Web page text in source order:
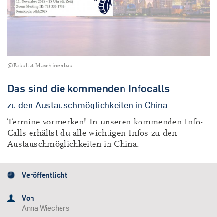
@Fakultät Maschinenbau
Das sind die kommenden Infocalls
zu den Austauschmöglichkeiten in China
Termine vormerken! In unseren kommenden Info-
Calls erhältst du alle wichtigen Infos zu den
Austauschmöglichkeiten in China.
Veröffentlicht
Von
Anna Wiechers